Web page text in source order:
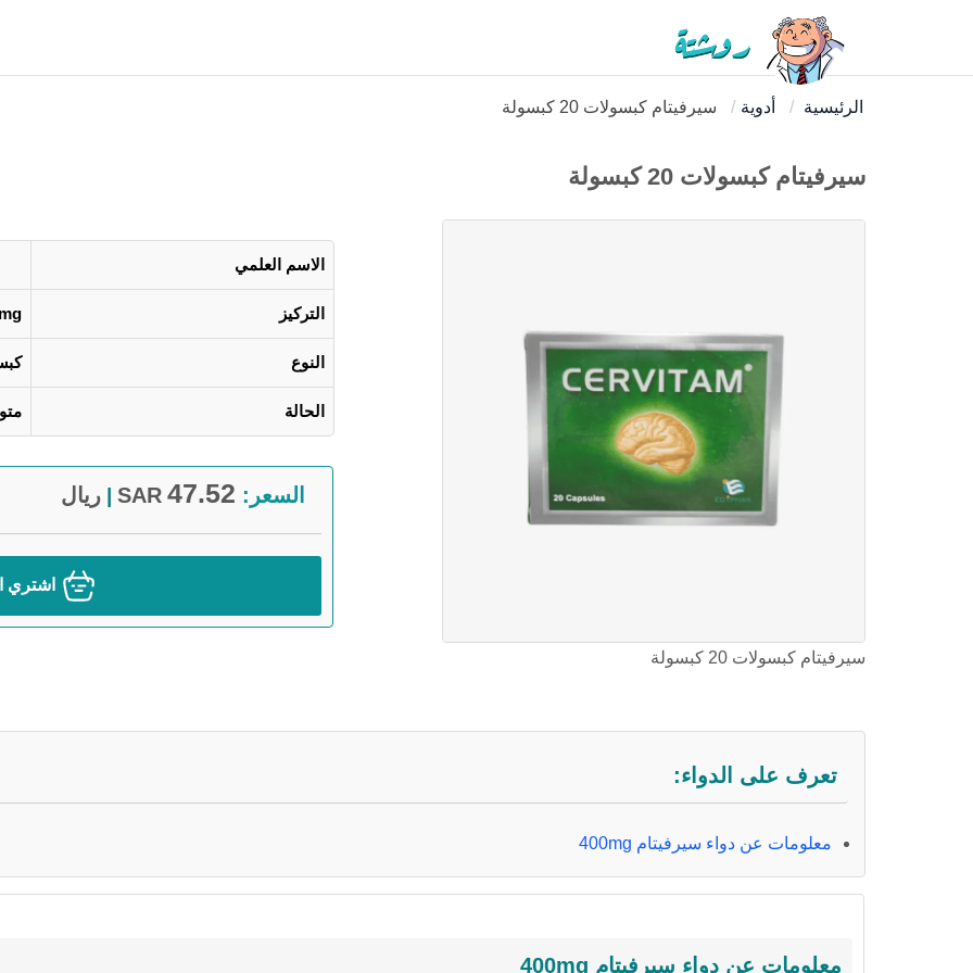
الرئيسية أدوية سيرفيتام كبسولات 20 كبسولة
سيرفيتام كبسولات 20 كبسولة
سيرفيتام كبسولات 20 كبسولة
الاسم العلمي
التركيز
النوع
الحالة
السعر: 47.52
SAR ريال
اشتري
تعرف على الدواء:
معلومات عن دواء سيرفيتام 400mg
معلومات عن دواء سيرفيتام 400mg